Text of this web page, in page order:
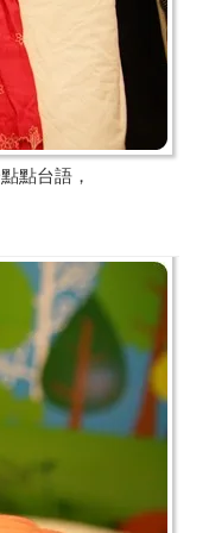
點台語，